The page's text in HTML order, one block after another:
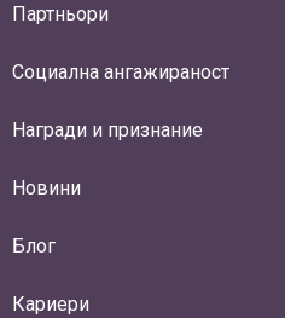
Партньори
Социална ангажираност
Награди и признание
Новини
Блог
Кариери